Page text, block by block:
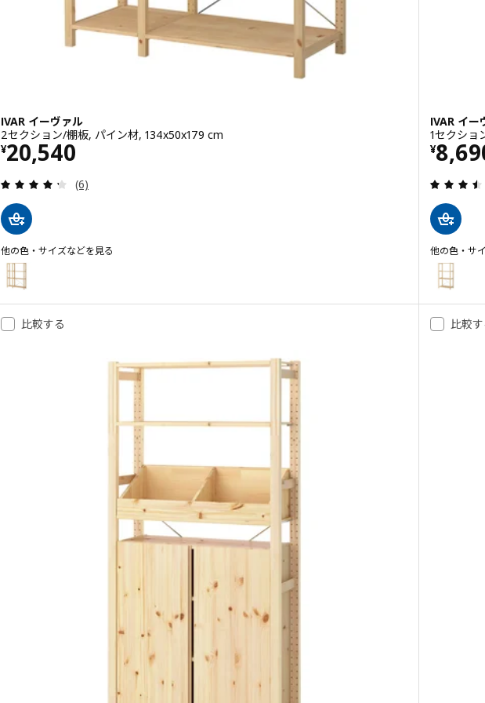
IVAR イーヴァル
2セクション/棚板, パイン材, 134x50x179 cm
¥20,540
価格 ¥ 20540
レビュー: 4.3 から 5 星です。 総レビュー数:
(6)
他の色・サイズなどを見る
IVAR イーヴァル
オプション: IVAR イーヴァル, 2セクション/棚板, パイン材, 134x30x179 cm
IVAR イー
1セクショ
¥
価格
他の色・サ
IVAR イーヴ
オプショ
比較する 比較